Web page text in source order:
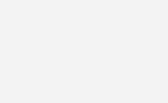
bin ich damit einverstanden, über